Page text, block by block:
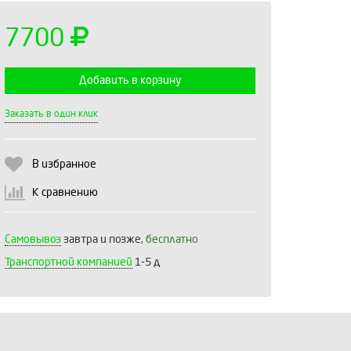
7700
Добавить в корзину
Заказать в один клик
В избранное
К сравнению
Самовывоз завтра и позже, бесплатно
Транспортной компанией 1-5 д